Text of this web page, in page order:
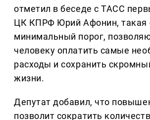
отметил в беседе с ТАСС
ЦК КПРФ Юрий Афонин, такая
минимальный порог,
человеку оплатить самые
расходы и сохранить
жизни.
Депутат добавил, что
позволит сократить